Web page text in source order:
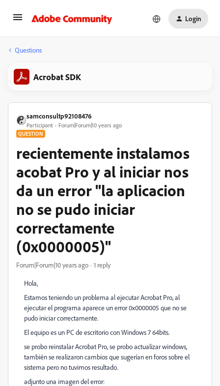
Login
Questions
Acrobat SDK
samconsultp92108476
Participant Forum|Forum|10 years ago
QUESTION
recientemente instalamos
acobat Pro y al iniciar nos
da un error "la aplicacion
no se pudo iniciar
correctamente
(0x0000005)"
Forum|Forum|10 years ago 1 reply
Hola,
Estamos teniendo un problema al ejecutar Acrobat Pro, al
ejecutar el programa aparece un error 0x0000005 que no se
pudo iniciar correctamente.
El equipo es un PC de escritorio con Windows 7 64bits.
se probo reinstalar Acrobat Pro, se probo actualizar windows,
también se realizaron cambios que sugerían en foros sobre el
sistema pero no tuvimos resultado.
adjunto una imagen del error: